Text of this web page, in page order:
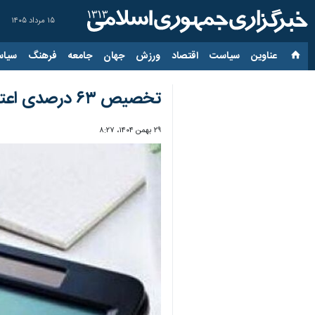
۱۵ مرداد ۱۴۰۵
عناوین‌ سیاست اقتصاد ورزش جهان جامعه فرهنگ
تخصیص ۶۳ درصدی اعتبارات عمرانی زنجان؛ پیش‌بینی افزایش با خرید اوراق جدید
۲۹ بهمن ۱۴۰۴، ۸:۲۷